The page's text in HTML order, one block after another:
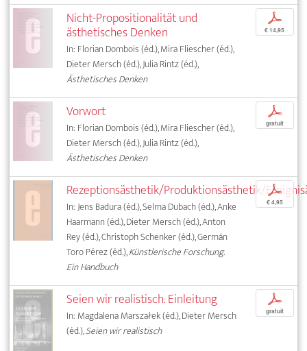
Nicht-Propositionalität und
ästhetisches Denken
In: Florian Dombois (éd.), Mira Fliescher (éd.),
Dieter Mersch (éd.), Julia Rintz (éd.),
Ästhetisches Denken
p
€ 14,95
Vorwort
In: Florian Dombois (éd.), Mira Fliescher (éd.),
Dieter Mersch (éd.), Julia Rintz (éd.),
Ästhetisches Denken
p
gratuit
Rezeptionsästhetik/Produktionsästhetik/
In: Jens Badura (éd.), Selma Dubach (éd.), Anke
Haarmann (éd.), Dieter Mersch (éd.), Anton
Rey (éd.), Christoph Schenker (éd.), Germán
Toro Pérez (éd.),Künstlerische Forschung.
Ein Handbuch
p
€ 4,95
Seien wir realistisch. Einleitung
In: Magdalena Marszałek (éd.), Dieter Mersch
(éd.),Seien wir realistisch
p
gratuit